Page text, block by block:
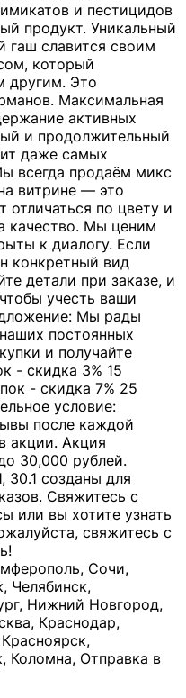
и пестицидов
продукт. Уникальный
гаш славится своим
который
другим. Это
Максимальная
активных
и продолжительный
даже самых
всегда продаём микс
витрине — это
отличаться по цвету и
качество. Мы ценим
к диалогу. Если
конкретный вид
детали при заказе, и
учесть ваши
Мы рады
постоянных
и получайте
- скидка 3% 15
- скидка 7% 25
условие:
после каждой
акции. Акция
30,000 рублей.
30.1 созданы для
Свяжитесь с
или вы хотите узнать
свяжитесь с
Сочи,
Челябинск,
Нижний Новгород,
Краснодар,
Коломна, Отправка в